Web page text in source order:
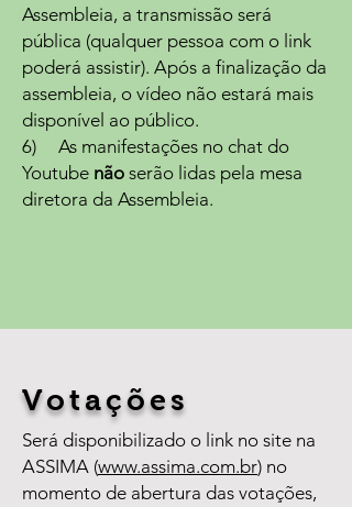
Assembleia, a transmissão será
pública (qualquer pessoa com o link
poderá assistir). Após a finalização da
assembleia, o vídeo não estará mais
disponível ao público.
6) As manifestações no chat do
Youtube não serão lidas pela mesa
diretora da Assembleia.
Votações
Será disponibilizado o link no site na
ASSIMA (www.assima.com.br) no
momento de abertura das votações,